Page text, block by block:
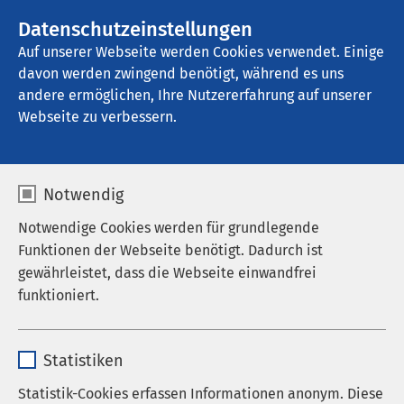
Datenschutzeinstellungen
Auf unserer Webseite werden Cookies verwendet. Einige
davon werden zwingend benötigt, während es uns
andere ermöglichen, Ihre Nutzererfahrung auf unserer
Webseite zu verbessern.
Notwendig
Notwendige Cookies werden für grundlegende
Funktionen der Webseite benötigt. Dadurch ist
gewährleistet, dass die Webseite einwandfrei
funktioniert.
Anbieter sgalinski
Statistiken
Statistik-Cookies erfassen Informationen anonym. Diese
AMEOS Klinikum Seepark Geestland